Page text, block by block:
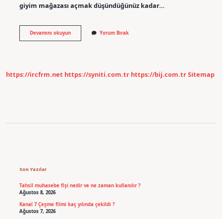
giyim mağazası açmak düşündüğünüz kadar…
Devamını okuyunMarka
Kurmak
Yorum Bırak
https://ircfrm.net https://syniti.com.tr https://bij.com.trSitemap
Son Yazılar
Tahsil muhasebe fişi nedir ve ne zaman kullanılır ?
Ağustos 8, 2026
Kanal 7 Çeşme filmi kaç yılında çekildi ?
Ağustos 7, 2026